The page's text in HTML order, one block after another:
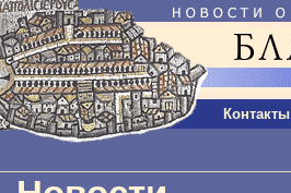
Контакты